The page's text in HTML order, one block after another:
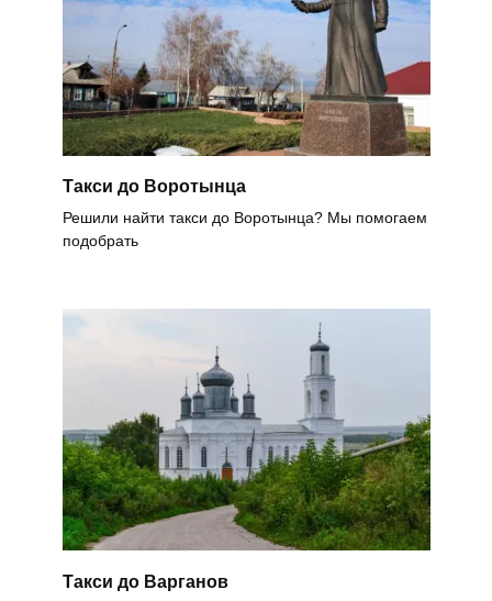
Такси до Воротынца
Решили найти такси до Воротынца? Мы помогаем
подобрать
Такси до Варганов